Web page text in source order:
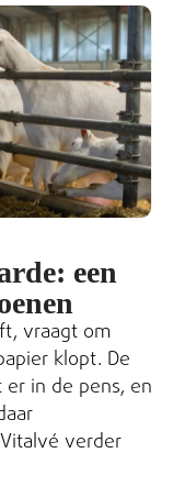
een
vraagt om
klopt. De
in de pens, en
verder